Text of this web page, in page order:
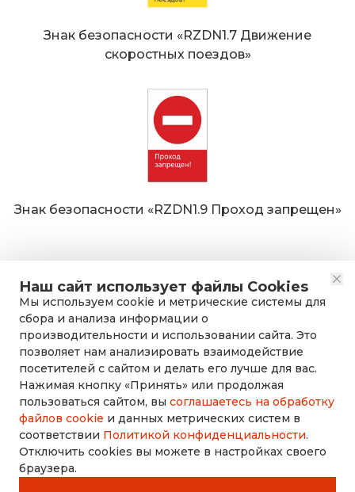
Наш сайт использует файлы Cookies
Мы используем cookie и метрические системы для
сбора и анализа информации о
производительности и использовании сайта. Это
позволяет нам анализировать взаимодействие
посетителей с сайтом и делать его лучше для вас.
Нажимая кнопку «Принять» или продолжая
пользоваться сайтом, вы соглашаетесь на обработку
файлов cookie и данных метрических систем в
соответствии Политикой конфиденциальности.
Отключить cookies вы можете в настройках своего
браузера.
Знак безопасности «RZDN1.7 Движение
скоростных поездов»
Знак безопасности «RZDN1.9 Проход запрещен»
rusdorznak@mail.ru
+7 (8452) 53-70-71